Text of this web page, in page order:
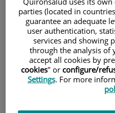
Unitat de Reproducció
Tractaments i
parties (located in
guarantee an adequate
user authentication,
services and showing
through the analysis of
accept all cookies by
cookies" or configure/
Settings. For more